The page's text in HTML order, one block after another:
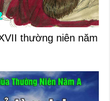
thường niên năm